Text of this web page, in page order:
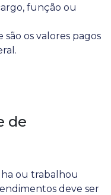
função ou
são os valores pagos
de
ou trabalhou
deve ser